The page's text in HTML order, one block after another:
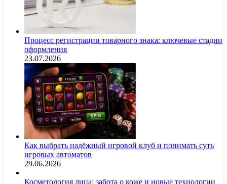
Процесс регистрации товарного знака: ключевые стадии
оформления
23.07.2026
Как выбрать надёжный игровой клуб и понимать суть
игровых автоматов
29.06.2026
Косметология лица: забота о коже и новые технологии